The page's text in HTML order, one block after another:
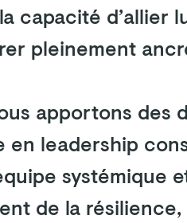
capacité d’allier
pleinement
apportons des
en leadership
systémique
de la résilience,